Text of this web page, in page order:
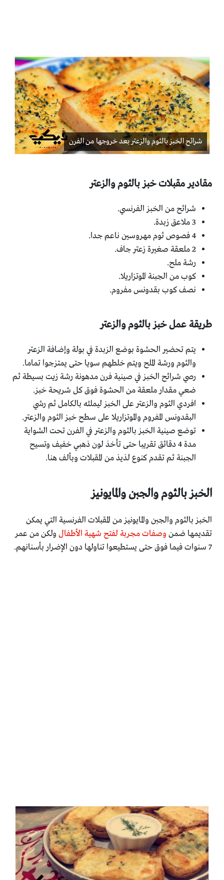
شرائح الخبز بالثوم والزعتر بعد خروجها من الفرن
مقادير مقبلات خبز بالثوم والزعتر
شرائح من الخبز الفرنسي.
3 ملاعق زبدة.
4 فصوص ثوم مهروسين ناعم جدا.
2 ملعقة صغيرة زعتر جاف.
رشة ملح.
كوب من الجبنة الموتزاريلا.
نصف كوب بقدونس مفروم.
طريقة عمل خبز بالثوم والزعتر
يتم تحضير الحشوة بوضع الزبدة في بولة وإضافة الزعتر
والثوم ورشة الملح ويتم خلطهم سويا حتى يمتزجوا تماما.
رصي شرائح الخبز في صينية فرن مدهونة رشة زيت بسيطة ثم
ضعي مقدار ملعقة من الحشوة فوق كل شريحة خبز.
افردي الثوم والزعتر على الخبز ليملئه بالكامل ثم رشي
البقدونس المفروم والموتزاريلا على سطح خبز الثوم والزعتر.
توضع صينية الخبز بالثوم والزعتر في الفرن تحت الشواية
مدة 4 دقائق تقريبا حتى تأخذ لون ذهبي خفيف وتسيح
الجبنة ثم تقدم كنوع لذيذ من المقبلات وبألف هنا.
الخبز بالثوم والجبن والمايونيز
الخبز بالثوم والجبن والمايونيز من المقبلات الفرنسية التي يمكن
تقديمها ضمن وصفات مجربة لفتح شهية الأطفال ولكن من عمر
7 سنوات فيما فوق حتى يستطيعوا تناولها دون الإضرار بأسنانهم.